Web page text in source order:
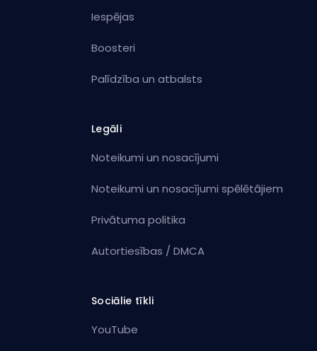
Iespējas
Boosteri
Palīdzība un atbalsts
Legāli
Noteikumi un nosacījumi
Noteikumi un nosacījumi spēlētājiem
Privātuma politika
Autortiesības / DMCA
Sociālie tīkli
YouTube